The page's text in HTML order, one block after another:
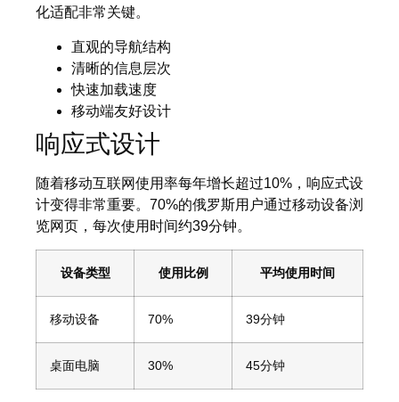
化适配非常关键。
直观的导航结构
清晰的信息层次
快速加载速度
移动端友好设计
响应式设计
随着移动互联网使用率每年增长超过10%，响应式设
计变得非常重要。70%的俄罗斯用户通过移动设备浏
览网页，每次使用时间约39分钟。
设备类型 使用比例 平均使用时间
移动设备 70% 39分钟
桌面电脑 30% 45分钟